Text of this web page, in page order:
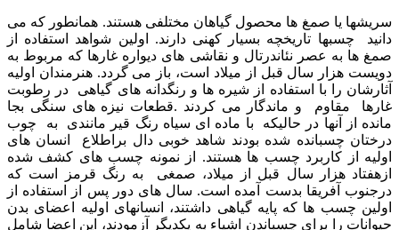
سریشها یا صمغ ها محصول گیاهان مختلفی هستند. همانطور که می
دانید چسبها تاریخچه بسیار کهنی دارند. اولین شواهد
استفاده از
صمغ ها به عصر نئاندرتال و نقاشی های دیواره غارها که مربوط به
دویست هزار سال قبل از میلاد است، باز می گردد. هنرمندان اولیه
آثارشان را با استفاده از شیره ها و رنگدانه های گیاهی در رطوبت
غارها مقاوم و ماندگار می کردند .قطعات نیزه های سنگی بجا
مانده از آنها در حالیکه با ماده ای سیاه رنگ قیر مانندی به چوب
درختان چسبانده شده بودند شاهد خوبی دال براطلاع انسان های
اولیه از کاربرد چسب ها هستند. از نمونه چسب های کشف شده
ازهفتاد هزار سال قبل از میلاد، صمغی به رنگ قرمز است که
درجنوب آفریقا بدست آمده است. سال های دور پس از استفاده از
اولین چسب ها که پایه گیاهی داشتند، انسانهای اولیه اعضای بدن
حیوانات را برای چسباندن اشیاء به یکدیگر آزمودند، این اعضا شامل